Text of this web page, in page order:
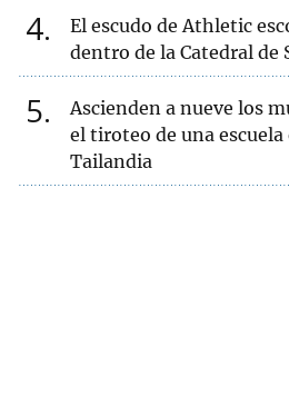
4
El escudo de Athletic
dentro de la Catedral de
5
Ascienden a nueve los
el tiroteo de una escuela
Tailandia